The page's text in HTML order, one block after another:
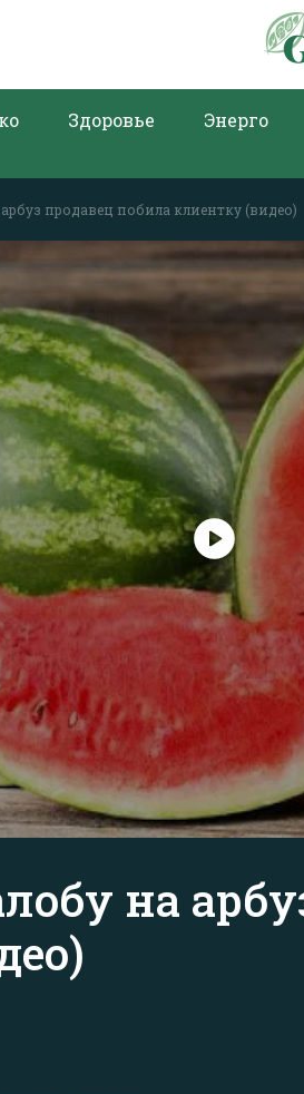
Здоровье Энерго
продавец побила клиентку (видео)
на